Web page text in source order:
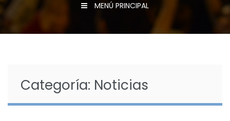
MENÚ PRINCIPAL
Categoría: Noticias